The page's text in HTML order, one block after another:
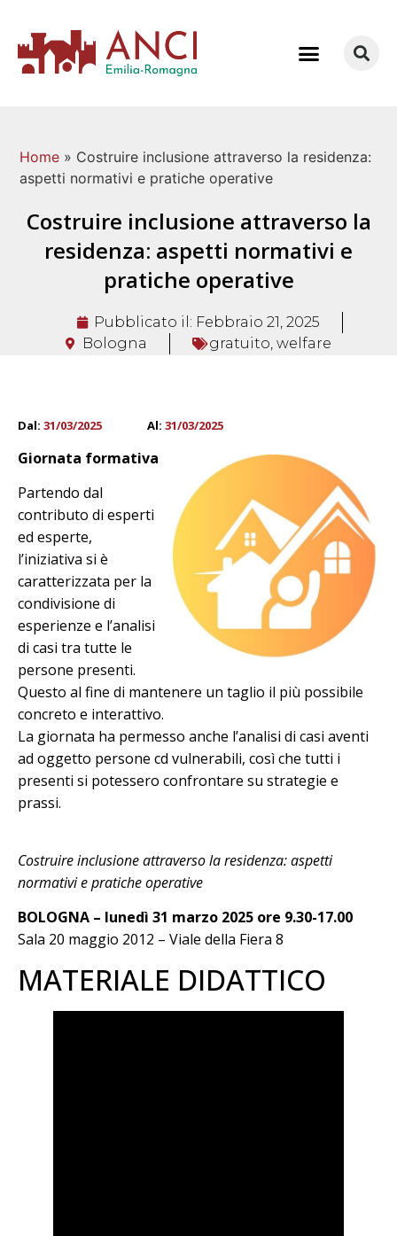
Home » Costruire inclusione attraverso la residenza:
aspetti normativi e pratiche operative
Costruire inclusione attraverso la
residenza: aspetti normativi e
pratiche operative
Pubblicato il: Febbraio 21, 2025
Bologna
gratuito welfare
Dal: 31/03/2025 Al: 31/03/2025
Giornata formativa
Partendo dal
contributo di esperti
ed esperte,
l’iniziativa si è
caratterizzata per la
condivisione di
esperienze e l’analisi
di casi tra tutte le
persone presenti.
Questo al fine di mantenere un taglio il più possibile
concreto e interattivo.
La giornata ha permesso anche l’analisi di casi aventi
ad oggetto persone cd vulnerabili, così che tutti i
presenti si potessero confrontare su strategie e
prassi.
Costruire inclusione attraverso la residenza: aspetti
normativi e pratiche operative
BOLOGNA – lunedì 31 marzo 2025 ore 9.30-17.00
Sala 20 maggio 2012 – Viale della Fiera 8
MATERIALE DIDATTICO